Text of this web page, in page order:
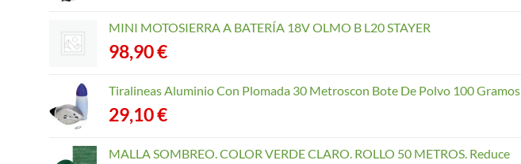
MINI MOTOSIERRA A BATERÍA 18V OLMO B L20 STAYER
98,90€
Tiralineas Aluminio Con Plomada 30 Metroscon Bote De Polvo 100 Gramos
29,10€
MALLA SOMBREO. COLOR VERDE CLARO. ROLLO 50 METROS. Reduce